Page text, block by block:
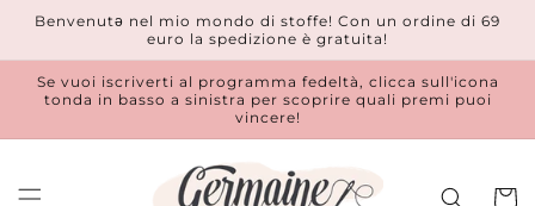
direttamente
Benvenutǝ nel mio mondo di stoffe! Con un ordine di 69
euro la spedizione è gratuita!
Se vuoi iscriverti al programma fedeltà, clicca sull'icona
tonda in basso a sinistra per scoprire quali premi puoi
vincere!